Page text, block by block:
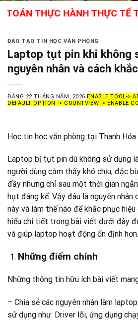
HÀNH THỰC TẾ TẠI
ĐÀO TẠO TIN HỌC VĂN PHÒNG
Laptop tụt pin khi không
nguyên nhân và cách
ĐĂNG 22 THÁNG NĂM, 2026 ENABLE TOOL->
DEFAULT OPTION -> COUNTVIEW -> ENABLE
Học tin học văn phòng tại Thanh Hóa
Laptop bị tụt pin dù không sử dụng
người dùng cảm thấy khó chịu, đặc
đầy nhưng chỉ sau một thời gian
hụt đáng kể. Vậy đâu là nguyên nhân
này và làm thế nào để khắc phục
hiểu chi tiết trong bài viết dưới đây
và giúp laptop hoạt động ổn định hơn.
Những điểm chính
Những thông tin hữu ích bài viết
– Chia sẻ các nguyên nhân làm
sử dụng như: Driver lỗi, ứng dụng